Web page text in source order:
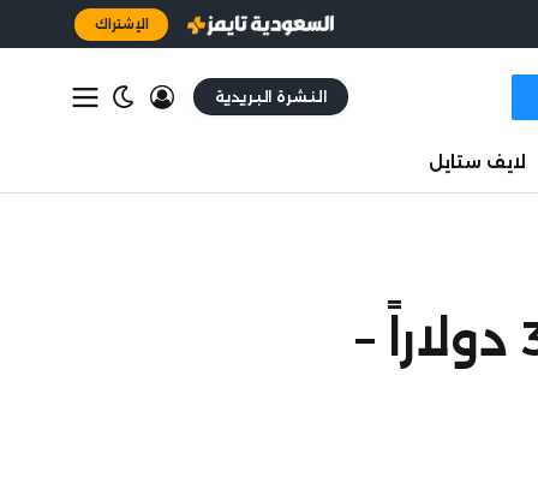
الإشتراك
النشرة البريدية
لايف ستايل
وسط إقبال على الشراء.. أوقية الذهب إلى 3961 دولاراً –